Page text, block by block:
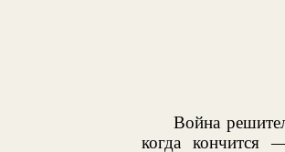
Война
когда кончится